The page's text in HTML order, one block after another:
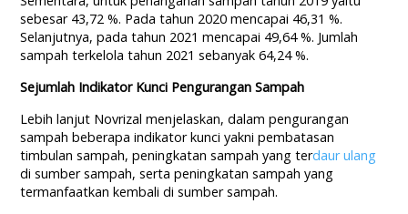
sebesar 43,72 %. Pada tahun 2020 mencapai 46,31 %.
Selanjutnya, pada tahun 2021 mencapai 49,64 %. Jumlah
sampah terkelola tahun 2021 sebanyak 64,24 %.
Sejumlah Indikator Kunci Pengurangan Sampah
Lebih lanjut Novrizal menjelaskan, dalam pengurangan
sampah beberapa indikator kunci yakni pembatasan
timbulan sampah, peningkatan sampah yang terdaur ulang
di sumber sampah, serta peningkatan sampah yang
termanfaatkan kembali di sumber sampah.